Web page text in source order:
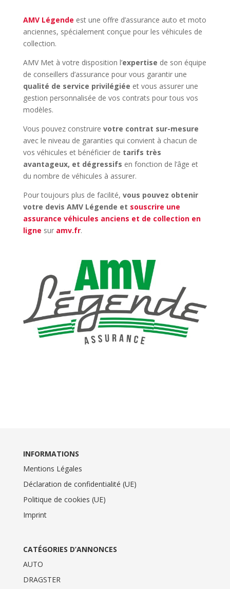
AMV Légende est une offre d’assurance auto et moto
anciennes, spécialement conçue pour les véhicules de
collection.
AMV Met à votre disposition l’expertise de son équipe
de conseillers d’assurance pour vous garantir une
qualité de service privilégiée et vous assurer une
gestion personnalisée de vos contrats pour tous vos
modèles.
Vous pouvez construire votre contrat sur-mesure
avec le niveau de garanties qui convient à chacun de
vos véhicules et bénéficier de tarifs très
avantageux, et dégressifs en fonction de l’âge et
du nombre de véhicules à assurer.
Pour toujours plus de facilité, vous pouvez obtenir
votre devis AMV Légende et souscrire une
assurance véhicules anciens et de collection en
ligne sur amv.fr.
INFORMATIONS
Mentions Légales
Déclaration de confidentialité (UE)
Politique de cookies (UE)
Imprint
CATÉGORIES D’ANNONCES
AUTO
DRAGSTER